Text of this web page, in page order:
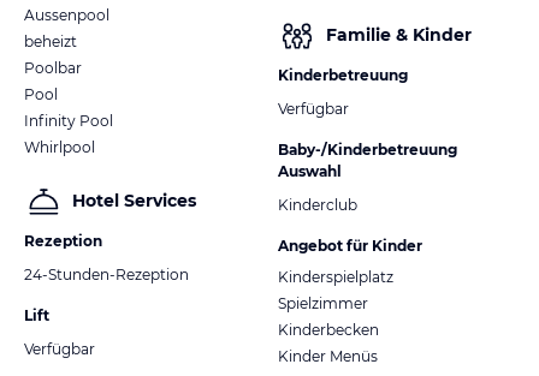
Aussenpool
beheizt
Poolbar
Pool
Infinity Pool
Whirlpool
Hotel Services
Rezeption
24-Stunden-Rezeption
Lift
Verfügbar
Familie & Kinder
Kinderbetreuung
Verfügbar
Baby-/Kinderbetreuung
Auswahl
Kinderclub
Angebot für Kinder
Kinderspielplatz
Spielzimmer
Kinderbecken
Kinder Menüs